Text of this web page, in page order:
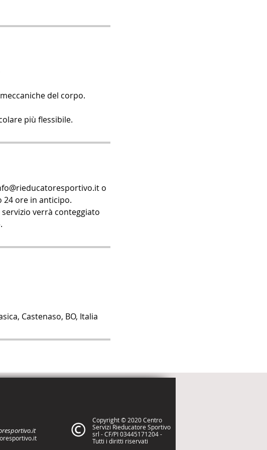
del corpo.
più flessibile.
o
24 ore in anticipo.
verrà conteggiato
Castenaso, BO, Italia
Copyright © 2020 Centro
Servizi Rieducatore Sportivo
srl - CF/PI 03445171204 -
Tutti i diritti riservati